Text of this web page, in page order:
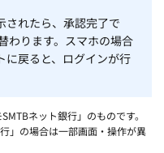
されたら、承認完了で
わります。スマホの場合
に戻ると、ログインが行
ネット銀行」のものです。
」の場合は一部画面・操作が異